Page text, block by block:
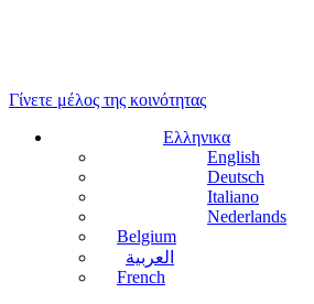
Γίνετε μέλος της κοινότητας
Ελληνικα
English
Deutsch
Italiano
Nederlands
Belgium
العربية
French